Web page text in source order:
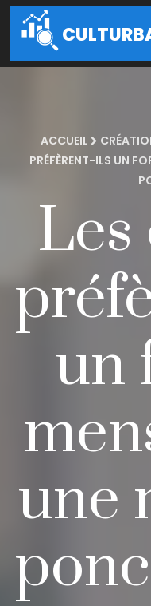
ACCUEIL
PRÉFÈRENT-ILS UN
Les
un
une